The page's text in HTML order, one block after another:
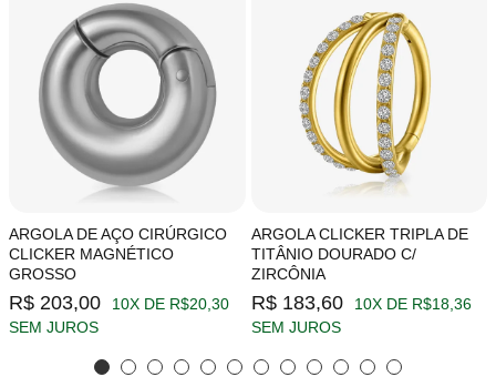
ARGOLA DE AÇO CIRÚRGICO
CLICKER MAGNÉTICO
GROSSO
R$ 203,00
10X DE R$20,30
SEM JUROS
ARGOLA CLICKER TRIPLA DE
TITÂNIO DOURADO C/
ZIRCÔNIA
R$ 183,60
10X DE R$18,36
SEM JUROS